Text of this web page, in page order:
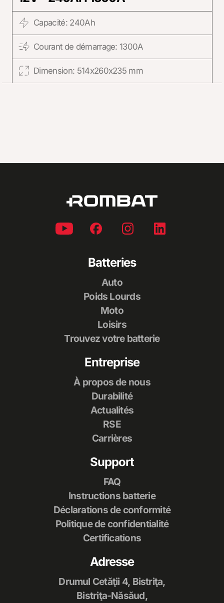
Capacité: 240Ah
Courant de démarrage: 1300A
Dimension: 514x260x235 mm
Batteries
Auto
Poids Lourds
Moto
Loisirs
Trouvez votre batterie
Entreprise
À propos de nous
Durabilité
Actualités
RSE
Carrières
Support
FAQ
Instructions batterie
Déclarations de conformité
Politique de confidentialité
Certifications
Adresse
Drumul Cetăţii 4, Bistriţa,
Bistriţa-Năsăud,